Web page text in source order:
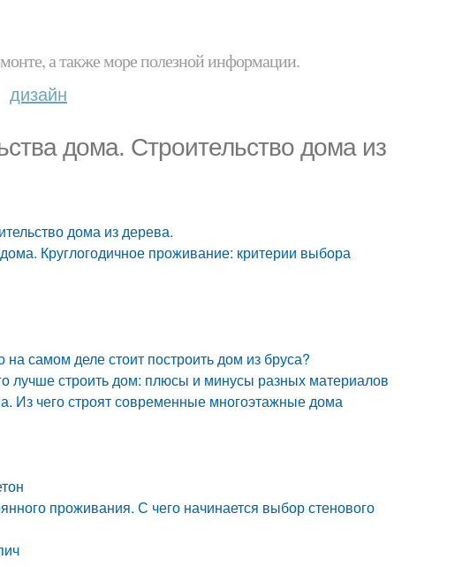
а также море полезной информации.
дизайн
дома. Строительство дома из
дома из дерева.
Круглогодичное проживание: критерии выбора
самом деле стоит построить дом из бруса?
лучше строить дом: плюсы и минусы разных материалов
Из чего строят современные многоэтажные дома
проживания. С чего начинается выбор стенового